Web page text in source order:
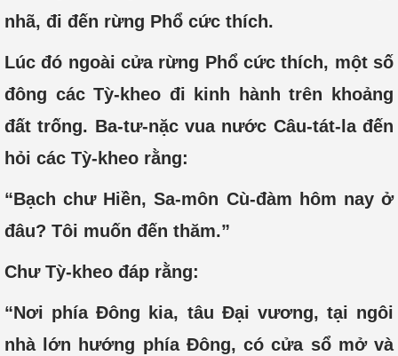
nhã, đi đến rừng Phổ cức thích.
Lúc đó ngoài cửa rừng Phổ cức thích, một số
đông các Tỳ-kheo đi kinh hành trên khoảng
đất trống. Ba-tư-nặc vua nước Câu-tát-la đến
hỏi các Tỳ-kheo rằng:
“Bạch chư Hiền, Sa-môn Cù-đàm hôm nay ở
đâu? Tôi muốn đến thăm.”
Chư Tỳ-kheo đáp rằng:
“Nơi phía Đông kia, tâu Đại vương, tại ngôi
nhà lớn hướng phía Đông, có cửa sổ mở và